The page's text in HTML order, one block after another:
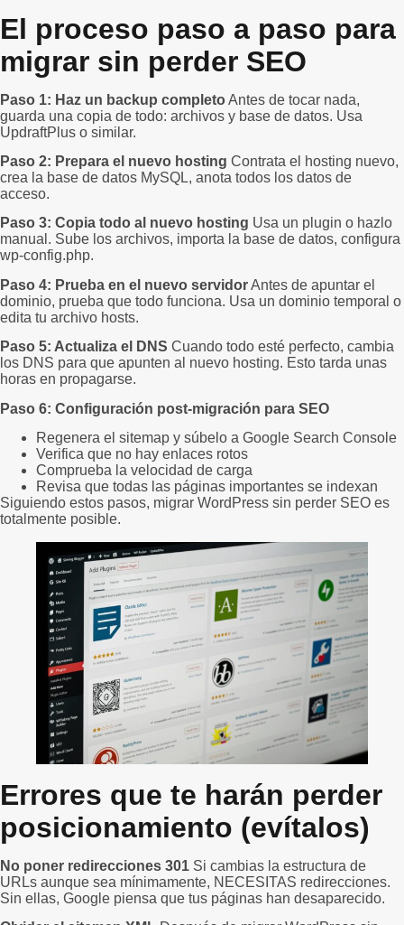
El proceso paso a paso para
migrar sin perder SEO
Paso 1: Haz un backup completoAntes de tocar nada,
guarda una copia de todo: archivos y base de datos. Usa
UpdraftPlus o similar.
Paso 2: Prepara el nuevo hosting Contrata el hosting nuevo,
crea la base de datos MySQL, anota todos los datos de
acceso.
Paso 3: Copia todo al nuevo hosting Usa un plugin o hazlo
manual. Sube los archivos, importa la base de datos, configura
wp-config.php.
Paso 4: Prueba en el nuevo servidorAntes de apuntar el
dominio, prueba que todo funciona. Usa un dominio temporal o
edita tu archivo hosts.
Paso 5: Actualiza el DNS Cuando todo esté perfecto, cambia
los DNS para que apunten al nuevo hosting. Esto tarda unas
horas en propagarse.
Paso 6: Configuración post-migración para SEO
Regenera el sitemap y súbelo a Google Search Console
Verifica que no hay enlaces rotos
Comprueba la velocidad de carga
Revisa que todas las páginas importantes se indexan
Siguiendo estos pasos, migrar WordPress sin perder SEO es
totalmente posible.
Errores que te harán perder
posicionamiento (evítalos)
No poner redirecciones 301 Si cambias la estructura de
URLs aunque sea mínimamente, NECESITAS redirecciones.
Sin ellas, Google piensa que tus páginas han desaparecido.